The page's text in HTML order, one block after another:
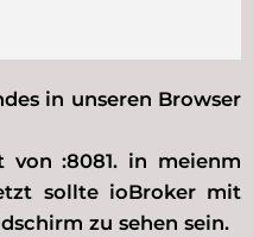
in unseren Browser
von :8081. in meienm
sollte ioBroker mit
zu sehen sein.